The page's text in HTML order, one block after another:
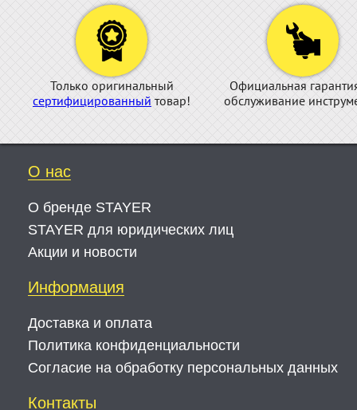
Только оригинальный
сертифицированный товар!
Официальная
обслуживание
О нас
О бренде STAYER
STAYER для юридических лиц
Акции и новости
Информация
Доставка и оплата
Политика конфиденциальности
Согласие на обработку персональных данных
Контакты